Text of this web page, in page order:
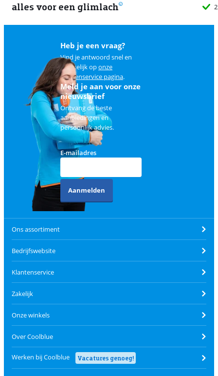
alles voor een glimlach
Heb je een vraag?
Vind je antwoord snel en
makkelijk oponze
klantenservice pagina.
Meld je aan voor onze
nieuwsbrief
Ontvang de beste
aanbiedingen en
persoonlijk advies.
E-mailadres
Aanmelden
Ons assortiment
Bedrijfswebsite
Klantenservice
Zakelijk
Onze winkels
Over Coolblue
Werken bij Coolblue Vacatures genoeg!